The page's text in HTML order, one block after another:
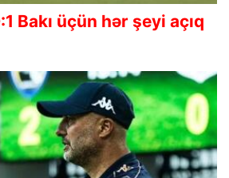
Bakı üçün hər şeyi açıq